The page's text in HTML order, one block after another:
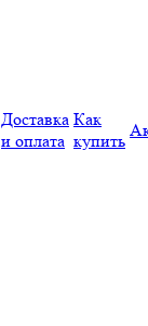
Доставка
и оплата
Как
купить